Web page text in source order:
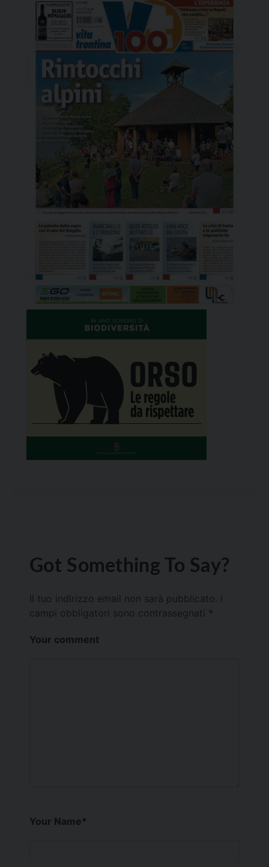
Got Something To Say?
Il tuo indirizzo email non sarà pubblicato.
campi obbligatori sono contrassegnati *
Your comment
Your Name*